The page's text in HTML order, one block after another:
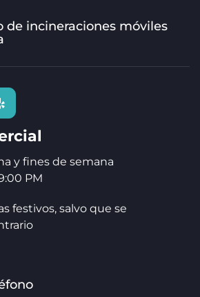
de incineraciones móviles
y fines de semana
PM
festivos, salvo que se